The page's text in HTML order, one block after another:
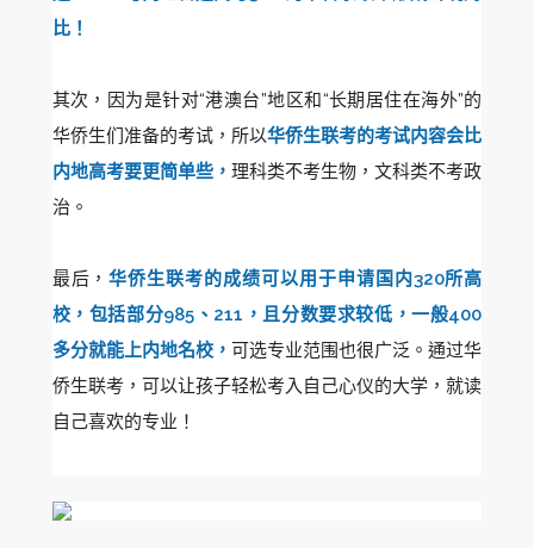
比！
其次，因为是针对“港澳台”地区和“长期居住在海外”的
华侨生们准备的考试，所以华侨生联考的考试内容会比
内地高考要更简单些， 理科类不考生物，文科类不考政
治。
最后，华侨生联考的成绩可以用于申请国内320所高
校，包括部分985、211，且分数要求较低，一般400
多分就能上内地名校， 可选专业范围也很广泛。通过华
侨生联考，可以让孩子轻松考入自己心仪的大学，就读
自己喜欢的专业！